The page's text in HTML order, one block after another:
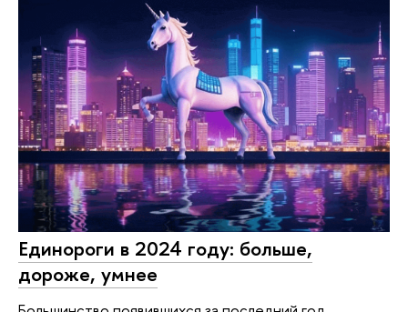
Единороги в 2024 году: больше,
дороже, умнее